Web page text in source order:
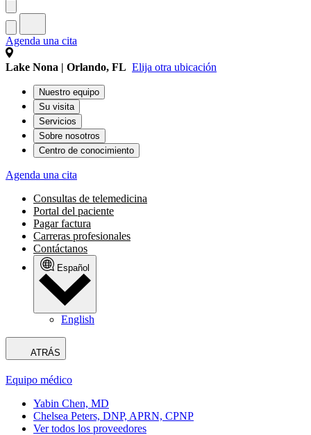
Agenda una cita
Lake Nona | Orlando, FL Elija otra ubicación
Nuestro equipo
Su visita
Servicios
Sobre nosotros
Centro de conocimiento
Agenda una cita
Consultas de telemedicina
Portal del paciente
Pagar factura
Carreras profesionales
Contáctanos
Español
English
ATRÁS
Equipo médico
Yabin Chen, MD
Chelsea Peters, DNP, APRN, CPNP
Ver todos los proveedores